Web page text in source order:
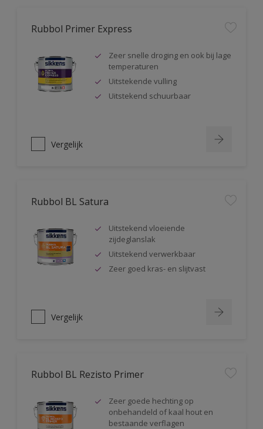
Rubbol Primer Express
Zeer snelle droging en ook bij lage
temperaturen
Uitstekende vulling
Uitstekend schuurbaar
Vergelijk
Rubbol BL Satura
Uitstekend vloeiende
zijdeglanslak
Uitstekend verwerkbaar
Zeer goed kras- en slijtvast
Vergelijk
Rubbol BL Rezisto Primer
Zeer goede hechting op
onbehandeld of kaal hout en
bestaande verflagen